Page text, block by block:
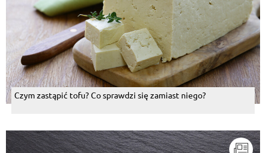
Czym zastąpić tofu? Co sprawdzi się zamiast niego?